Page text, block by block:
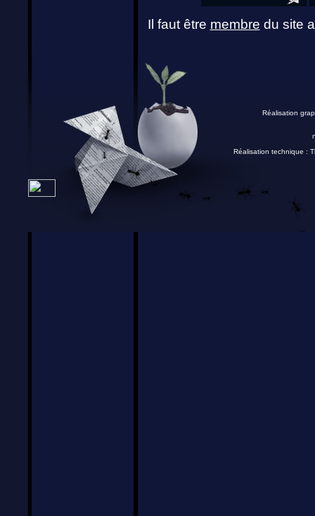
Il faut être membre du site
Réalisation
Réalisation technique :